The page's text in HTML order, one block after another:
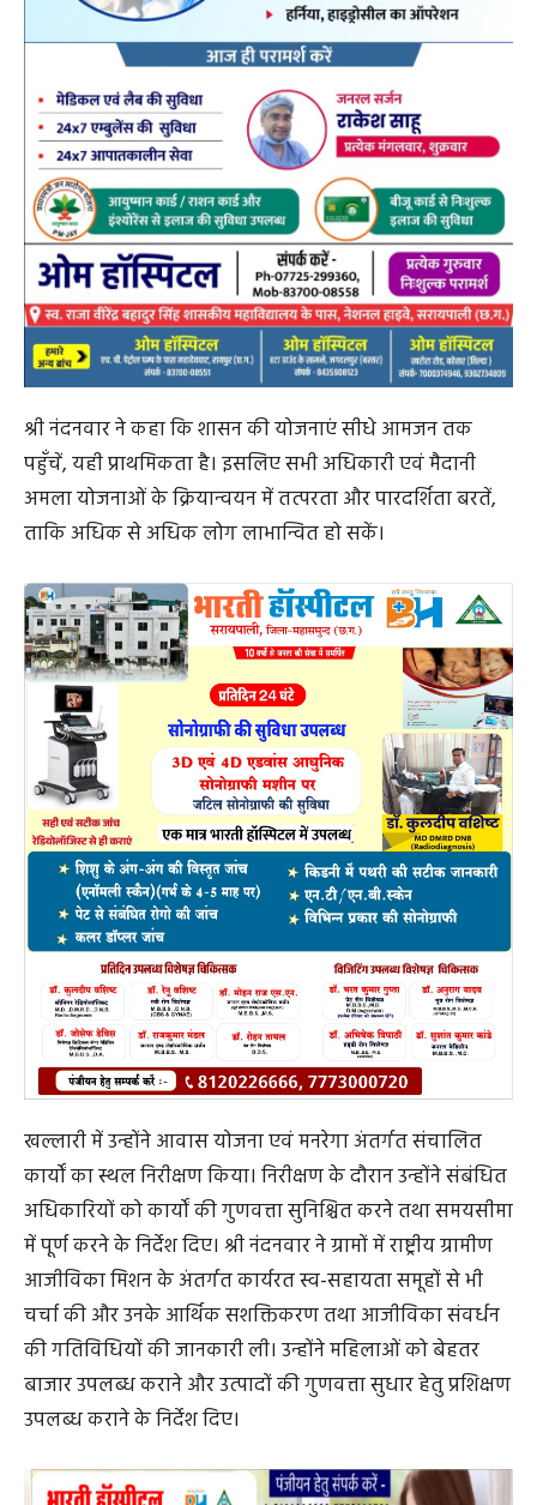
बाजार उपलब्ध कराने और उत्पादों की गुणवत्ता सुधार हेतु प्रशिक्षण
उपलब्ध कराने के निर्देश दिए।
post views 80
Search
ADV.